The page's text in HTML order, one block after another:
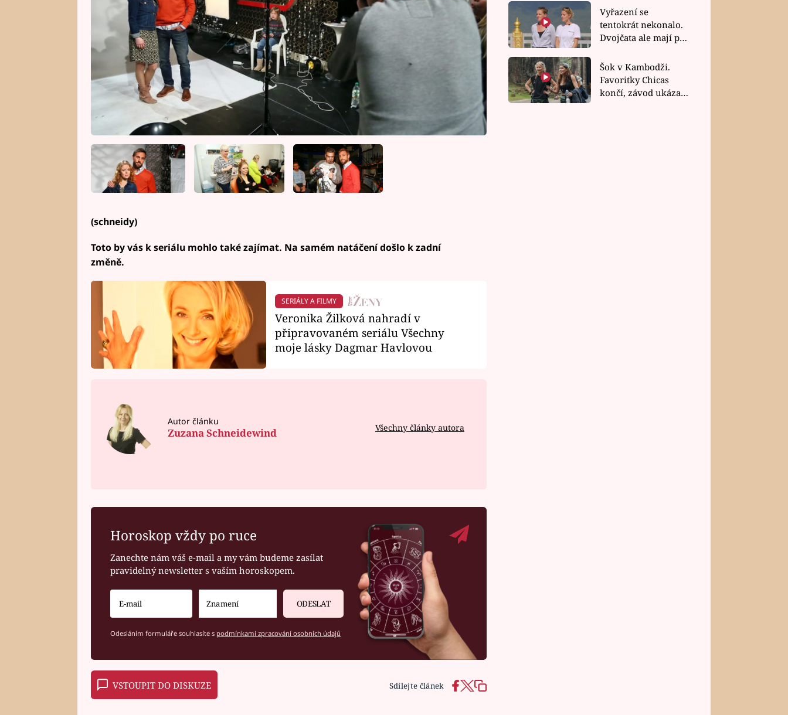
(schneidy)
Toto by vás k seriálu mohlo také zajímat. Na samém natáčení došlo k zadní
změně.
SERIÁLY A FILMY
Veronika Žilková nahradí v
připravovaném seriálu Všechny
moje lásky Dagmar Havlovou
Autor článku
Zuzana Schneidewind Všechny články autora
Horoskop vždy po ruce
Zanechte nám váš e-mail a my vám budeme zasílat
pravidelný newsletter s vaším horoskopem.
ODESLAT
Odesláním formuláře souhlasíte s podmínkami zpracování osobních údajů
VSTOUPIT DO DISKUZE Sdílejte článek
rychlé recepty
Vyřazení se
tentokrát nekonalo.
Dvojčata ale mají po
závodu nůž na krku
Šok v Kambodži.
Favoritky Chicas
končí, závod ukázal